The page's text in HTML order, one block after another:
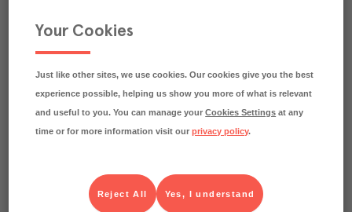
Your Cookies
Just like other sites, we use cookies. Our cookies give you the best
experience possible, helping us show you more of what is relevant
and useful to you. You can manage yourCookies Settings at any
time or for more information visit ourprivacy policy.
Yes, I understand
Reject All